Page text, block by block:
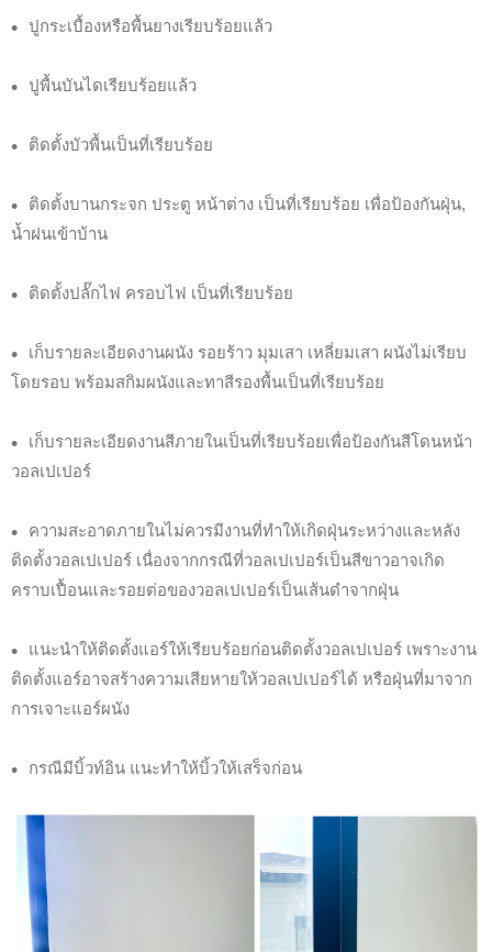
ปูกระเบื้องหรือพื้นยางเรียบร้อยแล้ว
ปูพื้นบันไดเรียบร้อยแล้ว
ติดตั้งบัวพื้นเป็นที่เรียบร้อย
ติดตั้งบานกระจก ประตู หน้าต่าง เป็นที่เรียบร้อย เพื่อป้องกันฝุ่น,
น้ำฝนเข้าบ้าน
ติดตั้งปลั๊กไฟ ครอบไฟ เป็นที่เรียบร้อย
เก็บรายละเอียดงานผนัง รอยร้าว มุมเสา เหลี่ยมเสา ผนังไม่เรียบ
โดยรอบ พร้อมสกิมผนังและทาสีรองพื้นเป็นที่เรียบร้อย
เก็บรายละเอียดงานสีภายในเป็นที่เรียบร้อยเพื่อป้องกันสีโดนหน้า
วอลเปเปอร์
ความสะอาดภายในไม่ควรมีงานที่ทำให้เกิดฝุ่นระหว่างและหลัง
ติดตั้งวอลเปเปอร์ เนื่องจากกรณีที่วอลเปเปอร์เป็นสีขาวอาจเกิด
คราบเปื้อนและรอยต่อของวอลเปเปอร์เป็นเส้นดำจากฝุ่น
แนะนำให้ติดตั้งแอร์ให้เรียบร้อยก่อนติดตั้งวอลเปเปอร์ เพราะงาน
ติดตั้งแอร์อาจสร้างความเสียหายให้วอลเปเปอร์ได้ หรือฝุ่นที่มาจาก
การเจาะแอร์ผนัง
กรณีมีบิ้วท์อิน แนะทำให้บิ้วให้เสร็จก่อน